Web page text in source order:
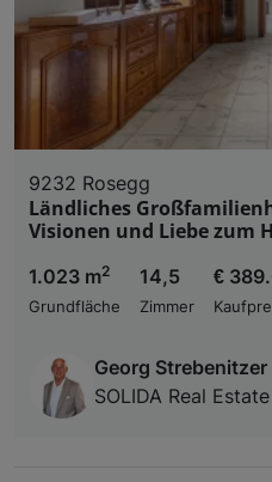
9232 Rosegg
Ländliches
Visionen und Liebe zum
1.023 m2
Grundfläche
14,5
Zimmer
€
Georg Strebenitzer
SOLIDA Real Estate